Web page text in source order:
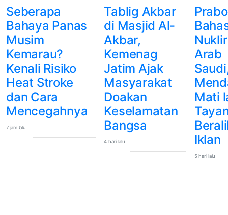
Seberapa
Bahaya Panas
Musim
Kemarau?
Kenali Risiko
Heat Stroke
dan Cara
Mencegahnya
7 jam lalu
Tablig Akbar
di Masjid Al-
Akbar,
Kemenag
Jatim Ajak
Masyarakat
Doakan
Keselamatan
Bangsa
4 hari lalu
Nuklir
Arab
Mati
Iklan
5 hari lalu